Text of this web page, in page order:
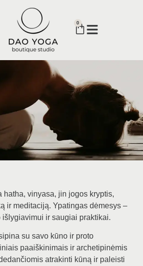
0
hatha, vinyasa, jin jogos kryptis,
ir meditaciją. Ypatingas dėmesys –
ir saugiai praktikai.
su savo kūno ir proto
paaiškinimais ir archetipinėmis
atrakinti kūną ir paleisti